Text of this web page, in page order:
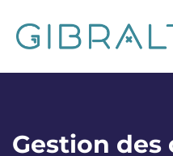
Gestion des